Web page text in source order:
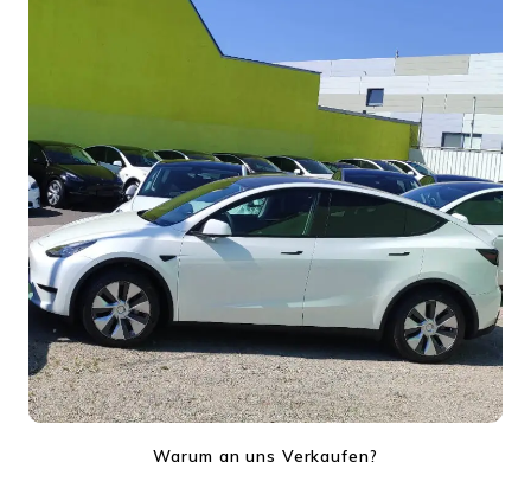
Warum an uns Verkaufen?